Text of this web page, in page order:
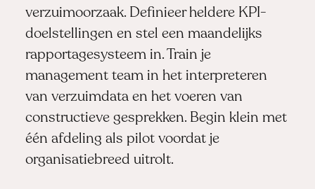
verzuimoorzaak. Definieer heldere KPI-
doelstellingen en stel een maandelijks
rapportagesysteem in. Train je
management team in het interpreteren
van verzuimdata en het voeren van
constructieve gesprekken. Begin klein met
één afdeling als pilot voordat je
organisatiebreed uitrolt.